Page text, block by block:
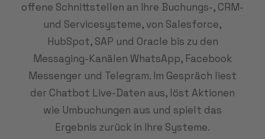
offene Schnittstellen an Ihre Buchungs-, CRM-
und Servicesysteme, von Salesforce,
HubSpot, SAP und Oracle bis zu den
Messaging-Kanälen WhatsApp, Facebook
Messenger und Telegram. Im Gespräch liest
der Chatbot Live-Daten aus, löst Aktionen
wie Umbuchungen aus und spielt das
Ergebnis zurück in Ihre Systeme.